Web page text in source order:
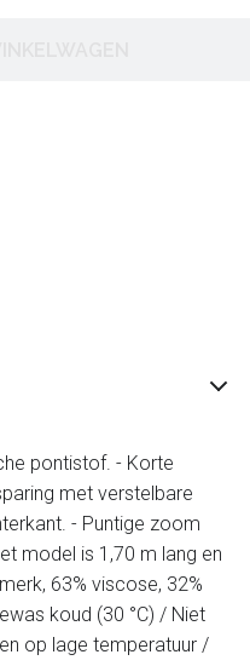
pontistof. - Korte
met verstelbare
- Puntige zoom
model is 1,70 m lang en
63% viscose, 32%
koud (30 °C) / Niet
op lage temperatuur /